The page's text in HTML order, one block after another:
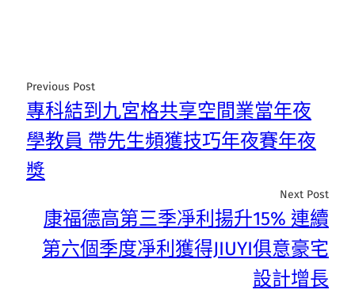
Previous Post
專科結到九宮格共享空間業當年夜
學教員 帶先生頻獲技巧年夜賽年夜
獎
Next Post
康福德高第三季凈利揚升15% 連續
第六個季度凈利獲得JIUYI俱意豪宅
設計增長